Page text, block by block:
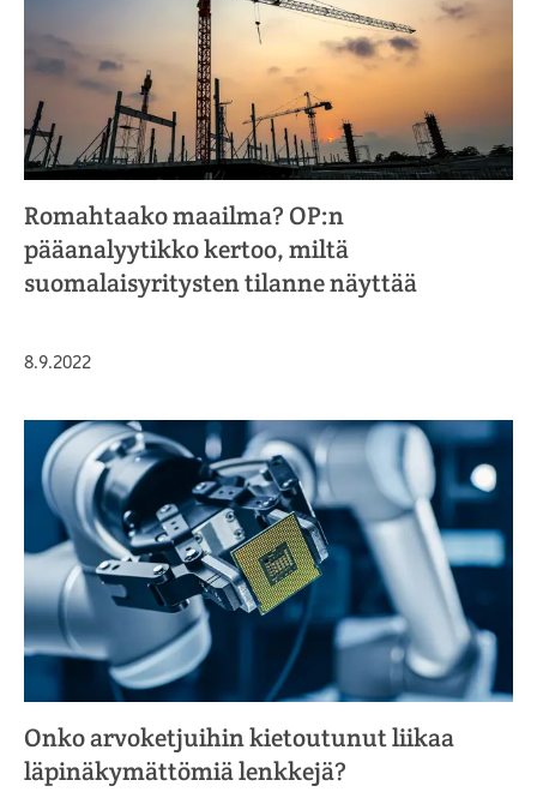
Romahtaako maailma? OP:n
pääanalyytikko kertoo, miltä
suomalaisyritysten tilanne näyttää
Julkaistu
8.9.2022
Onko arvoketjuihin kietoutunut liikaa
läpinäkymättömiä lenkkejä?